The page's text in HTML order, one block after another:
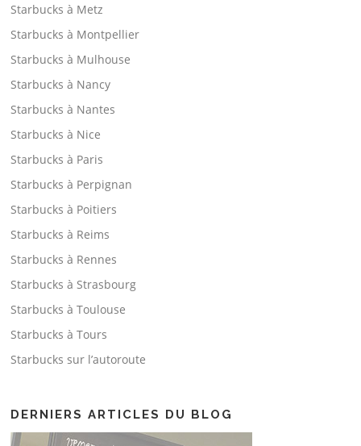
Starbucks à Metz
Starbucks à Montpellier
Starbucks à Mulhouse
Starbucks à Nancy
Starbucks à Nantes
Starbucks à Nice
Starbucks à Paris
Starbucks à Perpignan
Starbucks à Poitiers
Starbucks à Reims
Starbucks à Rennes
Starbucks à Strasbourg
Starbucks à Toulouse
Starbucks à Tours
Starbucks sur l’autoroute
DERNIERS ARTICLES DU BLOG